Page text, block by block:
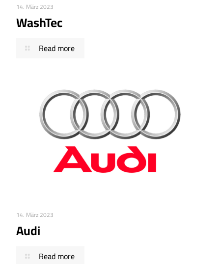
14. März 2023
WashTec
Read more
14. März 2023
Audi
Read more